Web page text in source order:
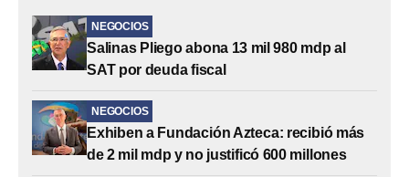
NEGOCIOS
Salinas Pliego abona 13 mil 980 mdp al
SAT por deuda fiscal
NEGOCIOS
Exhiben a Fundación Azteca: recibió más
de 2 mil mdp y no justificó 600 millones